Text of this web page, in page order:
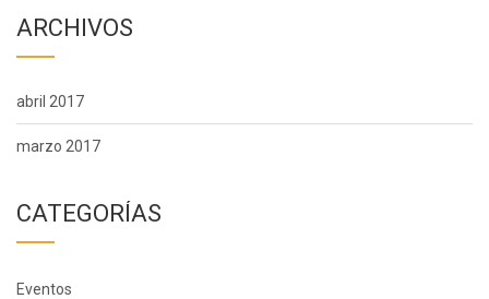
ARCHIVOS
abril 2017
marzo 2017
CATEGORÍAS
Eventos